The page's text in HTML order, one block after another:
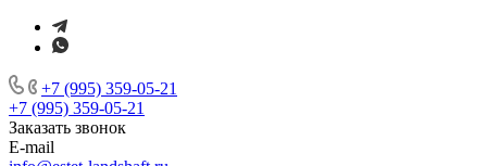
+7 (995) 359-05-21
+7 (995) 359-05-21
Заказать звонок
E-mail